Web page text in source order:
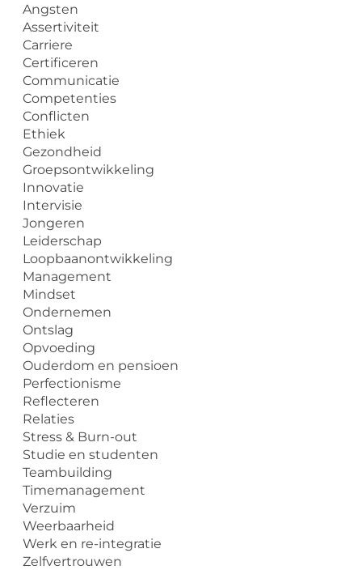
Angsten
Assertiviteit
Carriere
Certificeren
Communicatie
Competenties
Conflicten
Ethiek
Gezondheid
Groepsontwikkeling
Innovatie
Intervisie
Jongeren
Leiderschap
Loopbaanontwikkeling
Management
Mindset
Ondernemen
Ontslag
Opvoeding
Ouderdom en pensioen
Perfectionisme
Reflecteren
Relaties
Stress & Burn-out
Studie en studenten
Teambuilding
Timemanagement
Verzuim
Weerbaarheid
Werk en re-integratie
Zelfvertrouwen